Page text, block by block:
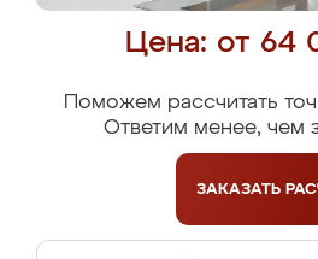
Цена: от 64
Поможем рассчитать
Ответим менее, чем
ЗАКАЗАТЬ